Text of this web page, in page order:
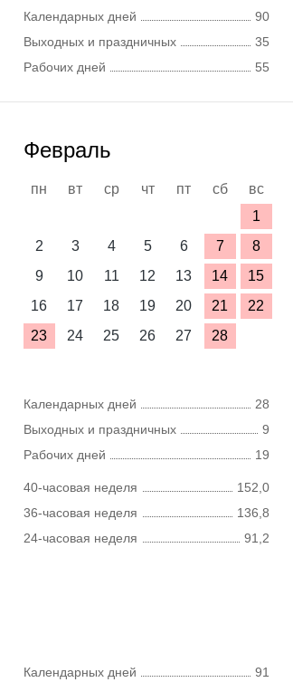
Календарных дней
90
Выходных и праздничных
35
Рабочих дней
55
Февраль
пн вт ср чт пт сб
вс
1
2
3 4 5 6 7
8
9
10 11 12 13 14
15
16
17 18 19 20 21
22
23
24 25 26 27 28
Календарных дней
28
Выходных и праздничных
9
Рабочих дней
19
40-часовая неделя
152,0
36-часовая неделя
136,8
24-часовая неделя
91,2
Календарных дней
91